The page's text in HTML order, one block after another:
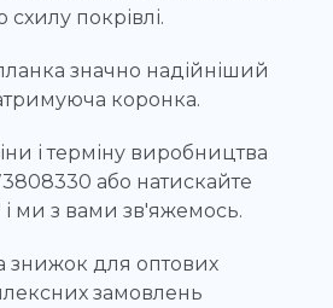
покрівлі.
значно надійніший
коронка.
і терміну виробництва
або натискайте
і ми з вами зв'яжемось.
знижок для оптових
замовлень